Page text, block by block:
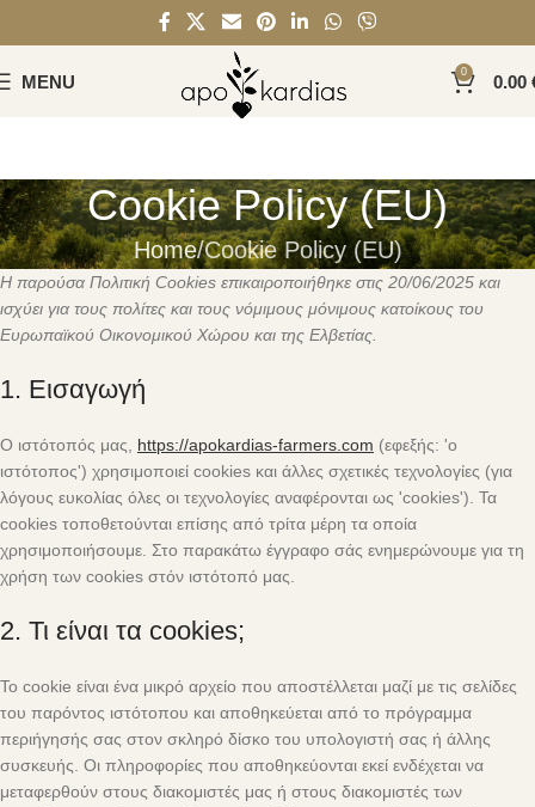
MENU 0 0.00
Cookie Policy (EU)
Home Cookie Policy (EU)
Η παρούσα Πολιτική Cookies επικαιροποιήθηκε στις 20/06/2025 και
ισχύει για τους πολίτες και τους νόμιμους μόνιμους κατοίκους του
Ευρωπαϊκού Οικονομικού Χώρου και της Ελβετίας.
1. Εισαγωγή
Ο ιστότοπός μας, https://apokardias-farmers.com (εφεξής: 'ο
ιστότοπος') χρησιμοποιεί cookies και άλλες σχετικές τεχνολογίες (για
λόγους ευκολίας όλες οι τεχνολογίες αναφέρονται ως 'cookies'). Τα
cookies τοποθετούνται επίσης από τρίτα μέρη τα οποία
χρησιμοποιήσουμε. Στο παρακάτω έγγραφο σάς ενημερώνουμε για τη
χρήση των cookies στόν ιστότοπό μας.
2. Τι είναι τα cookies;
Το cookie είναι ένα μικρό αρχείο που αποστέλλεται μαζί με τις σελίδες
του παρόντος ιστότοπου και αποθηκεύεται από το πρόγραμμα
περιήγησής σας στον σκληρό δίσκο του υπολογιστή σας ή άλλης
συσκευής. Οι πληροφορίες που αποθηκεύονται εκεί ενδέχεται να
μεταφερθούν στους διακομιστές μας ή στους διακομιστές των